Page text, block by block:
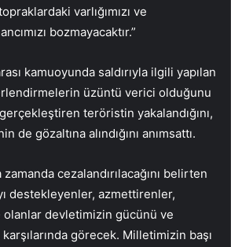
varlığımızı ve
bozmayacaktır.”
kamuoyunda saldırıyla ilgili yapılan
üzüntü verici olduğunu
teröristin yakalandığını,
de gözaltına alındığını anımsattı.
cezalandırılacağını belirten
destekleyenler, azmettirenler,
devletimizin gücünü ve
görecek. Milletimizin başı